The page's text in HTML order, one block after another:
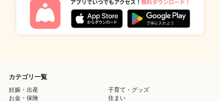
カテゴリ一覧
妊娠・出産
子育て・グッズ
お金・保険
住まい